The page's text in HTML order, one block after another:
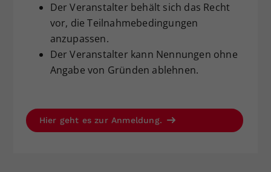
Der Veranstalter behält sich das Recht
vor, die Teilnahmebedingungen
anzupassen.
Der Veranstalter kann Nennungen ohne
Angabe von Gründen ablehnen.
Hier geht es zur Anmeldung.